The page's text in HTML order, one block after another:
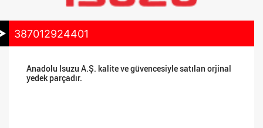
387012924401
Anadolu Isuzu A.Ş. kalite ve güvencesiyle satılan orjinal
yedek parçadır.